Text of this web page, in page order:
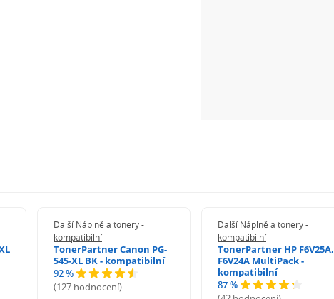
Další Náplně a tonery -
kompatibilní
TonerPartner Canon PG-
545-XL BK - kompatibilní
92 %
(127 hodnocení)
Další Náplně a tonery -
kompatibilní
TonerPartner HP F6V25A,
F6V24A MultiPack -
kompatibilní
87 %